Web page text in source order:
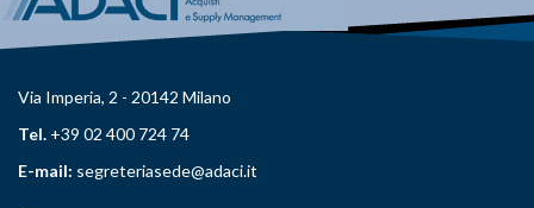
Via Imperia, 2 - 20142 Milano
Tel. +39 02 400 724 74
E-mail: segreteriasede@adaci.it